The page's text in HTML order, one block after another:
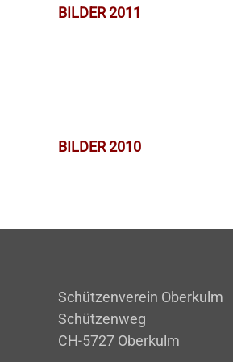
BILDER 2011
BILDER 2010
Schützenverein Oberkulm
Schützenweg
CH-5727 Oberkulm